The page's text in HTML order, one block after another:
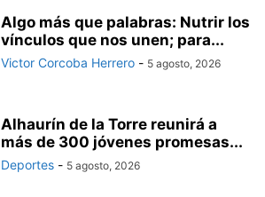
Algo más que palabras: Nutrir los
vínculos que nos unen; para...
Victor Corcoba Herrero - 5 agosto, 2026
Alhaurín de la Torre reunirá a
más de 300 jóvenes promesas...
Deportes - 5 agosto, 2026